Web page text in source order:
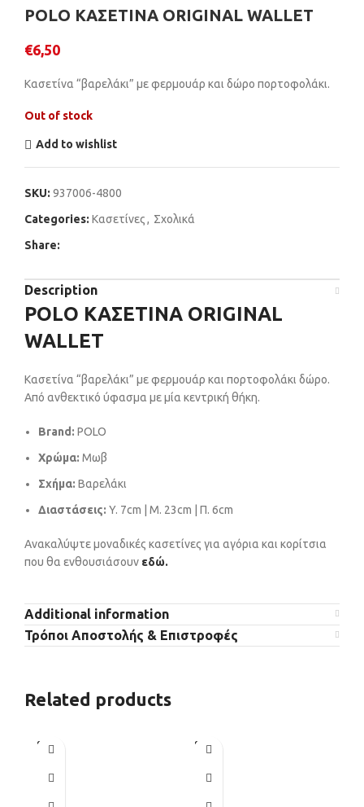
POLO ΚΑΣΕΤΙΝΑ ORIGINAL WALLET
€6,50
Κασετίνα “βαρελάκι” με φερμουάρ και δώρο πορτοφολάκι.
Out of stock
Add to wishlist
SKU: 937006-4800
Categories: Κασετίνες, Σχολικά
Share:
Description
POLO ΚΑΣΕΤΙΝΑ ORIGINAL
WALLET
Kασετίνα “βαρελάκι” με φερμουάρ και πορτοφολάκι δώρο.
Από ανθεκτικό ύφασμα με μία κεντρική θήκη.
Brand: POLO
Χρώμα: Μωβ
Σχήμα: Βαρελάκι
Διαστάσεις: Y. 7cm | Μ. 23cm | Π. 6cm
Ανακαλύψτε μοναδικές κασετίνες για αγόρια και κορίτσια
που θα ενθουσιάσουν εδώ.
Additional information
Τρόποι Αποστολής & Επιστροφές
Related products
SOLD
OUT
SOLD
OUT